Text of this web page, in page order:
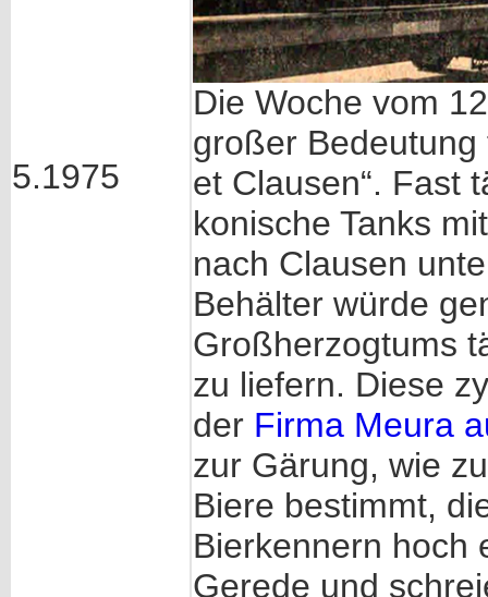
5.1975
Die Woche vom
großer Bedeutung
et Clausen“. Fast
konische Tanks
nach Clausen
Behälter würde
Großherzogtums
zu liefern. Diese
der Firma Meura
zur Gärung, wie
Biere bestimmt,
Bierkennern hoch
Gerede und